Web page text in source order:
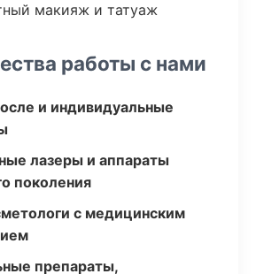
макияж и татуаж
работы с нами
и индивидуальные
лазеры и аппараты
поколения
с медицинским
препараты,